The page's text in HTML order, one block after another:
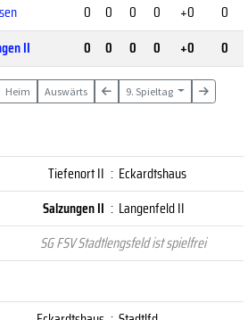
0 0 0 0 +0
0
II
0 0 0 0 +0 0
Heim Auswärts 9. Spieltag
Tiefenort II : Eckardtshaus
Salzungen II : Langenfeld II
SG FSV Stadtlengsfeld ist spielfrei